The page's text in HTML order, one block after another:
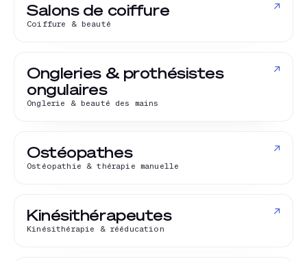
Salons de coiffure
Coiffure & beauté
↗
Ongleries & prothésistes
ongulaires
Onglerie & beauté des mains
↗
Ostéopathes
Ostéopathie & thérapie manuelle
↗
Kinésithérapeutes
Kinésithérapie & rééducation
↗